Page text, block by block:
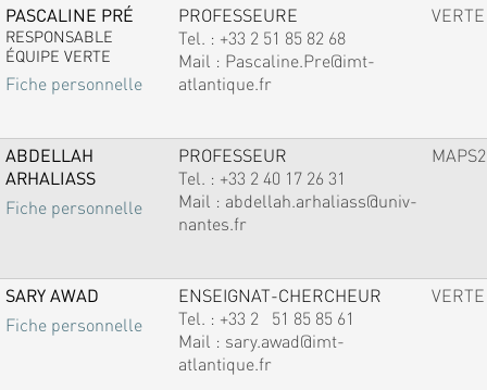
PASCALINE PRÉ
RESPONSABLE
ÉQUIPE VERTE
Fiche personnelle
PROFESSEURE
Tel. : +33 2 51 85 82 68
Mail : Pascaline.Pre@imt-
atlantique.fr
VERTE
ABDELLAH
ARHALIASS
Fiche personnelle
PROFESSEUR
Tel. : +33 2 40 17 26 31
Mail : abdellah.arhaliass@univ-
nantes.fr
MAPS2
SARY AWAD
Fiche personnelle
ENSEIGNAT-CHERCHEUR
Tel. : +33 2 51 85 85 61
Mail : sary.awad@imt-
atlantique.fr
VERTE